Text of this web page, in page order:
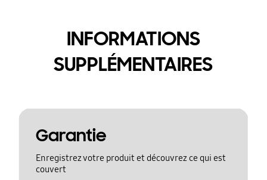
INFORMATIONS
SUPPLÉMENTAIRES
Garantie
Enregistrez votre produit et découvrez ce qui est
couvert